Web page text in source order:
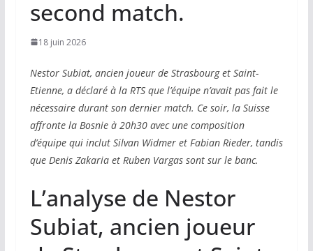
second match.
18 juin 2026
Nestor Subiat, ancien joueur de Strasbourg et Saint-
Etienne, a déclaré à la RTS que l’équipe n’avait pas fait le
nécessaire durant son dernier match. Ce soir, la Suisse
affronte la Bosnie à 20h30 avec une composition
d’équipe qui inclut Silvan Widmer et Fabian Rieder, tandis
que Denis Zakaria et Ruben Vargas sont sur le banc.
L’analyse de Nestor
Subiat, ancien joueur